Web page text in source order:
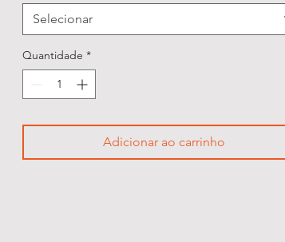
Selecionar
Quantidade *
Adicionar ao carrinho